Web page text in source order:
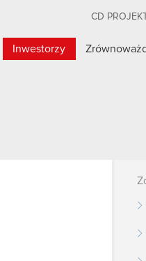
CD
Inwestorzy